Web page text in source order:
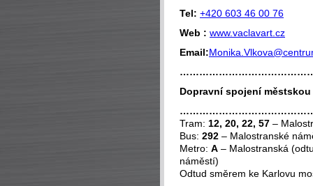
Tel: +420 603 46 00 76
Web : www.vaclavart.cz
Email:
Dopravní spojení
Tram: 12, 20, 22, 57 –
Bus: 292 – Malostranské
Metro: A – Malostranská
náměstí)
Odtud směrem ke Karlovu